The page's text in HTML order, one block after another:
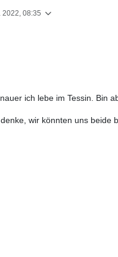
2022, 08:35
ich lebe im Tessin. Bin
wir könnten uns beide